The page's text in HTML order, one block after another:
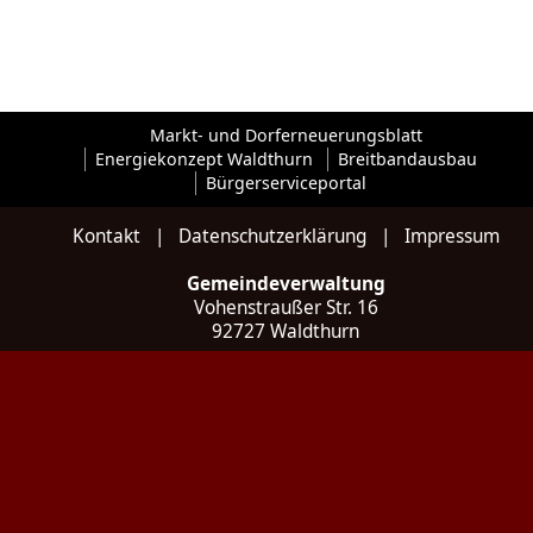
Markt- und Dorferneuerungsblatt
Energiekonzept Waldthurn
Breitbandausbau
Bürgerserviceportal
Kontakt| Datenschutzerklärung| Impressum
Gemeindeverwaltung
Vohenstraußer Str. 16
92727 Waldthurn